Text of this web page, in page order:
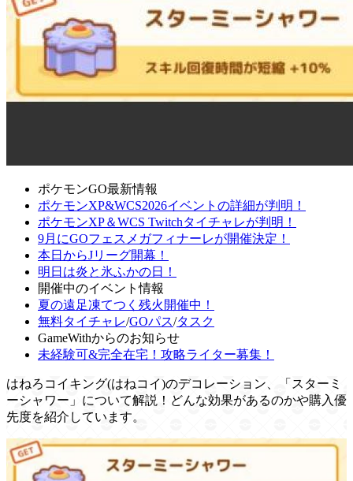
ポケモンGO最新情報
ポケモンXP&WCS2026イベントの詳細が判明！
ポケモンXP＆WCS Twitchタイチャレが判明！
9月にGOフェスメガフィナーレが開催決定！
本日からJリーグ開幕！
明日は炎と氷ふかの日！
開催中のイベント情報
夏の遠足凍てつく残火開催中！
無料タイチャレ/GOパス/タスク
GameWithからのお知らせ
未経験可&完全在宅！攻略ライター募集！
はねろコイキング(はねコイ)のデコレーション、「スターミ
ーシャワー」について解説！どんな効果があるのかや購入優
先度を紹介しています。